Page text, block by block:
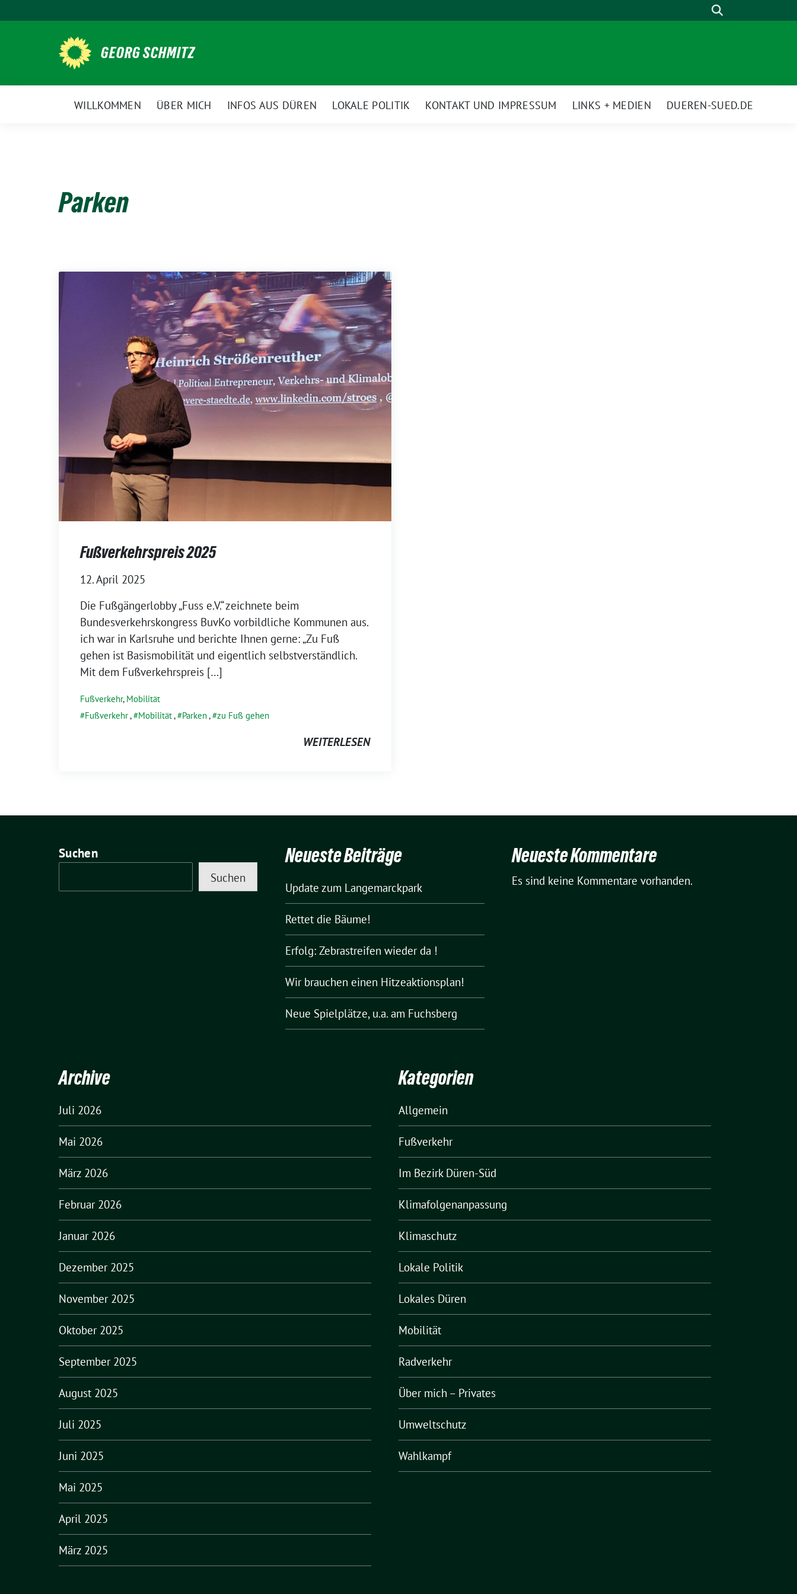
zum
Suche
GEORG SCHMITZ
WILLKOMMEN ÜBER MICH INFOS AUS DÜREN LOKALE POLITIK KONTAKT UND IMPRESSUM LINKS + MEDIEN DUEREN-SUED.DE
Parken
Fußverkehrspreis 2025
12. April 2025
Die Fußgängerlobby „Fuss e.V.“ zeichnete beim
Bundesverkehrskongress BuvKo vorbildliche Kommunen aus.
ich war in Karlsruhe und berichte Ihnen gerne: „Zu Fuß
gehen ist Basismobilität und eigentlich selbstverständlich.
Mit dem Fußverkehrspreis […]
Fußverkehr, Mobilität
Fußverkehr, Mobilität, Parken, zu Fuß gehen
WEITERLESEN
Suchen
Suchen
Neueste Beiträge
Update zum Langemarckpark
Rettet die Bäume!
Erfolg: Zebrastreifen wieder da !
Wir brauchen einen Hitzeaktionsplan!
Neue Spielplätze, u.a. am Fuchsberg
Neueste Kommentare
Es sind keine Kommentare vorhanden.
Archive
Juli 2026
Mai 2026
März 2026
Februar 2026
Januar 2026
Dezember 2025
November 2025
Oktober 2025
September 2025
August 2025
Juli 2025
Juni 2025
Mai 2025
April 2025
März 2025
Kategorien
Allgemein
Fußverkehr
Im Bezirk Düren-Süd
Klimafolgenanpassung
Klimaschutz
Lokale Politik
Lokales Düren
Mobilität
Radverkehr
Über mich – Privates
Umweltschutz
Wahlkampf